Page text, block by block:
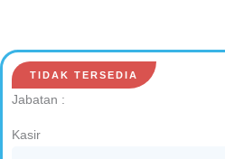
TIDAK TERSEDIA
Jabatan :
Kasir